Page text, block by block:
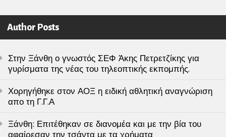
Author Posts
Στην Ξάνθη ο γνωστός ΣΕΦ Άκης Πετρετζίκης για
γυρίσματα της νέας του τηλεοπτικής εκπομπής.
Χορηγήθηκε στον ΑΟΞ η ειδική αθλητική αναγνώριση
απο τη Γ.Γ.Α
Ξάνθη: Επιτέθηκαν σε διανομέα και με την βία του
αφαίρεσαν την τσάντα με τα χρήματα